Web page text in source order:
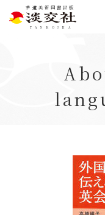
茶道美術図書出版
TANKOSHA